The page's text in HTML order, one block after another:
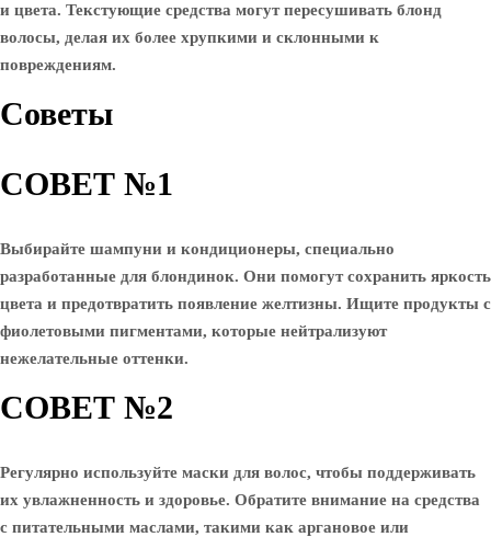
и цвета. Текстующие средства могут пересушивать блонд
волосы, делая их более хрупкими и склонными к
повреждениям.
Советы
СОВЕТ №1
Выбирайте шампуни и кондиционеры, специально
разработанные для блондинок. Они помогут сохранить яркость
цвета и предотвратить появление желтизны. Ищите продукты с
фиолетовыми пигментами, которые нейтрализуют
нежелательные оттенки.
СОВЕТ №2
Регулярно используйте маски для волос, чтобы поддерживать
их увлажненность и здоровье. Обратите внимание на средства
с питательными маслами, такими как аргановое или